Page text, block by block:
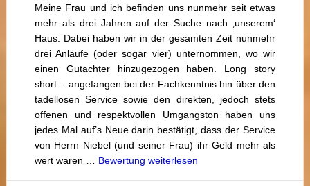
Meine Frau und ich befinden uns nunmehr seit etwas
mehr als drei Jahren auf der Suche nach ‚unserem‘
Haus. Dabei haben wir in der gesamten Zeit nunmehr
drei Anläufe (oder sogar vier) unternommen, wo wir
einen Gutachter hinzugezogen haben. Long story
short – angefangen bei der Fachkenntnis hin über den
tadellosen Service sowie den direkten, jedoch stets
offenen und respektvollen Umgangston haben uns
jedes Mal auf’s Neue darin bestätigt, dass der Service
von Herrn Niebel (und seiner Frau) ihr Geld mehr als
wert waren … Bewertung weiterlesen